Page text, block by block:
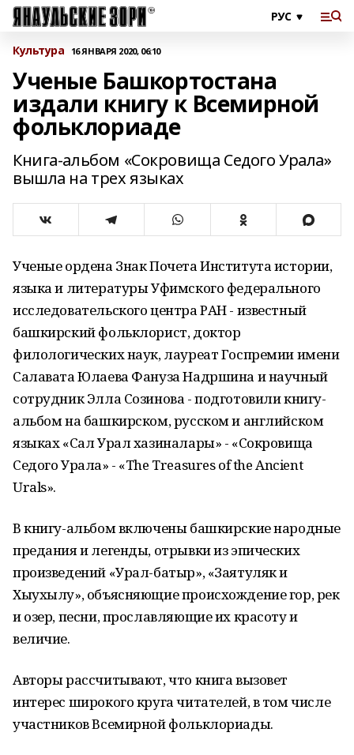
Культура 16 ЯНВАРЯ 2020, 06:10
Ученые Башкортостана
издали книгу к Всемирной
фольклориаде
Книга-альбом «Сокровища Седого Урала»
вышла на трех языках
Ученые ордена Знак Почета Института истории,
языка и литературы Уфимского федерального
исследовательского центра РАН - известный
башкирский фольклорист, доктор
филологических наук, лауреат Госпремии имени
Салавата Юлаева Фануза Надршина и научный
сотрудник Элла Созинова - подготовили книгу-
альбом на башкирском, русском и английском
языках «Сал Урал хазиналары» - «Сокровища
Седого Урала» - «The Treasures of the Ancient
Urals».
В книгу-альбом включены башкирские народные
предания и легенды, отрывки из эпических
произведений «Урал-батыр», «Заятуляк и
Хыухылу», объясняющие происхождение гор, рек
и озер, песни, прославляющие их красоту и
величие.
Авторы рассчитывают, что книга вызовет
интерес широкого круга читателей, в том числе
участников Всемирной фольклориады.